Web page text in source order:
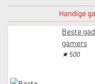
Handige
Beste
gamers
★ 500